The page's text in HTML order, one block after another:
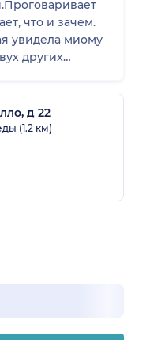
что и зачем.
увидела миому
других
д 22
(1.2 км)